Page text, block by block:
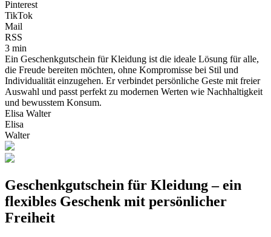
Pinterest
TikTok
Mail
RSS
3 min
Ein Geschenkgutschein für Kleidung ist die ideale Lösung für alle,
die Freude bereiten möchten, ohne Kompromisse bei Stil und
Individualität einzugehen. Er verbindet persönliche Geste mit freier
Auswahl und passt perfekt zu modernen Werten wie Nachhaltigkeit
und bewusstem Konsum.
Elisa Walter
Elisa
Walter
Geschenkgutschein für Kleidung – ein
flexibles Geschenk mit persönlicher
Freiheit